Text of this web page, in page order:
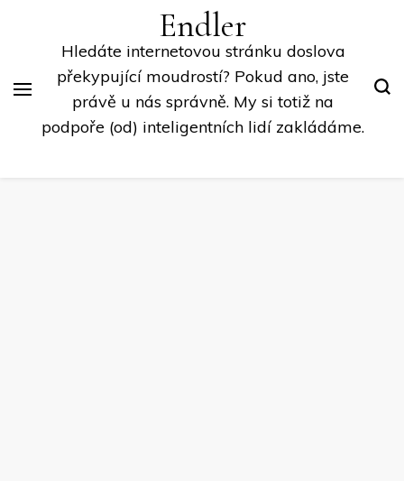
Endler
Hledáte internetovou stránku doslova
překypující moudrostí? Pokud ano, jste
právě u nás správně. My si totiž na
podpoře (od) inteligentních lidí zakládáme.